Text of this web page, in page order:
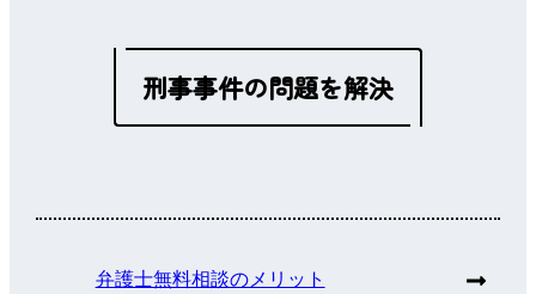
刑事事件の問題を解決
弁護士無料相談のメリット